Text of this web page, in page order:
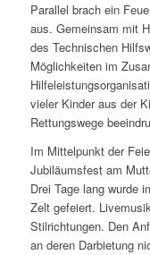
Parallel brach ein
aus. Gemeinsam mit
des Technischen
Möglichkeiten im
vieler Kinder aus der
Rettungswege
Im Mittelpunkt der
Jubiläumsfest am
Drei Tage lang wurde
Zelt gefeiert.
Stilrichtungen. Den
an deren Darbietung